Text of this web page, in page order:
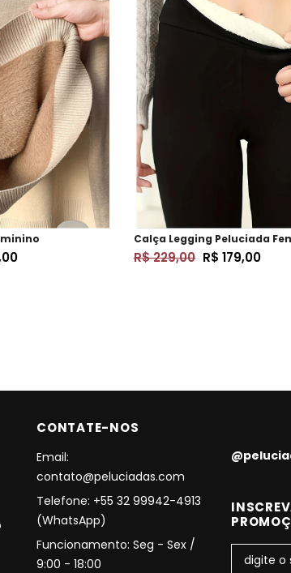
Calça Legging Peluciada
R$ 229,00 R$ 179,00
CONTATE-NOS
Email:
contato@peluciadas.com
Telefone: +55 32 99942-4913
(WhatsApp)
Funcionamento: Seg - Sex /
9:00 - 18:00